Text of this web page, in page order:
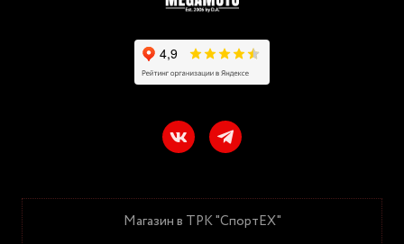
Магазин в ТРК "СпортЕХ"